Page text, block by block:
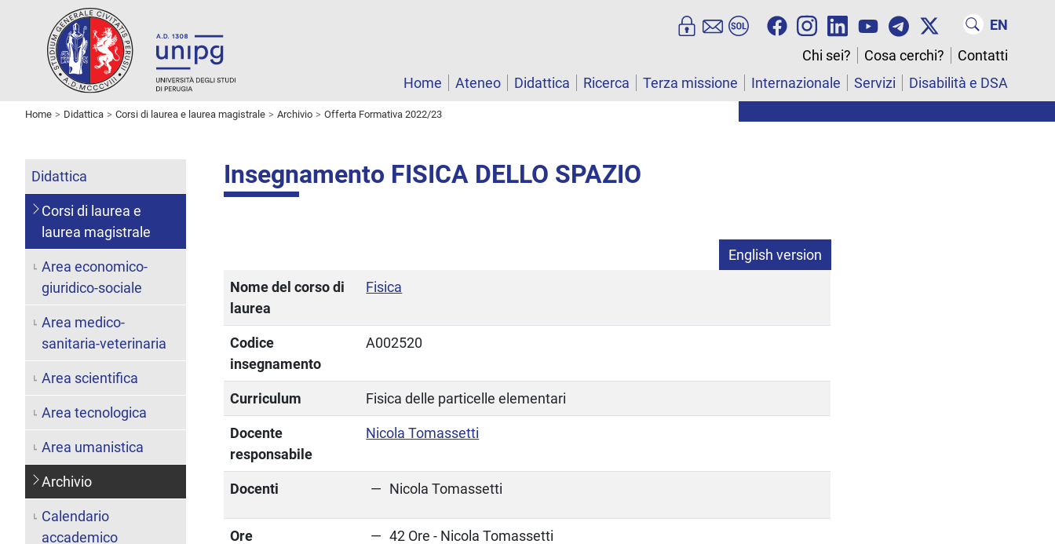
EN
Chi sei?
Cosa cerchi?
Contatti
Home
Ateneo Didattica Ricerca Terza missione Internazionale Servizi Disabilità e DSA
Home Didattica Corsi di laurea e laurea magistrale Archivio Offerta Formativa 2022/23
Insegnamento FISICA DELLO SPAZIO
English version
Nome del corso di
laurea
Fisica
Codice
insegnamento
A002520
Curriculum Fisica delle particelle elementari
Docente
responsabile
Nicola Tomassetti
Docenti Nicola Tomassetti
Ore 42 Ore - Nicola Tomassetti
Didattica
Corsi di laurea e
laurea magistrale
Area economico-
giuridico-sociale
Area medico-
sanitaria-veterinaria
Area scientifica
Area tecnologica
Area umanistica
Archivio
Calendario
accademico